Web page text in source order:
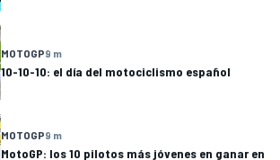
MOTOGP9 m
10-10-10: el día del motociclismo español
MOTOGP9 m
MotoGP: los 10 pilotos más jóvenes en ganar en